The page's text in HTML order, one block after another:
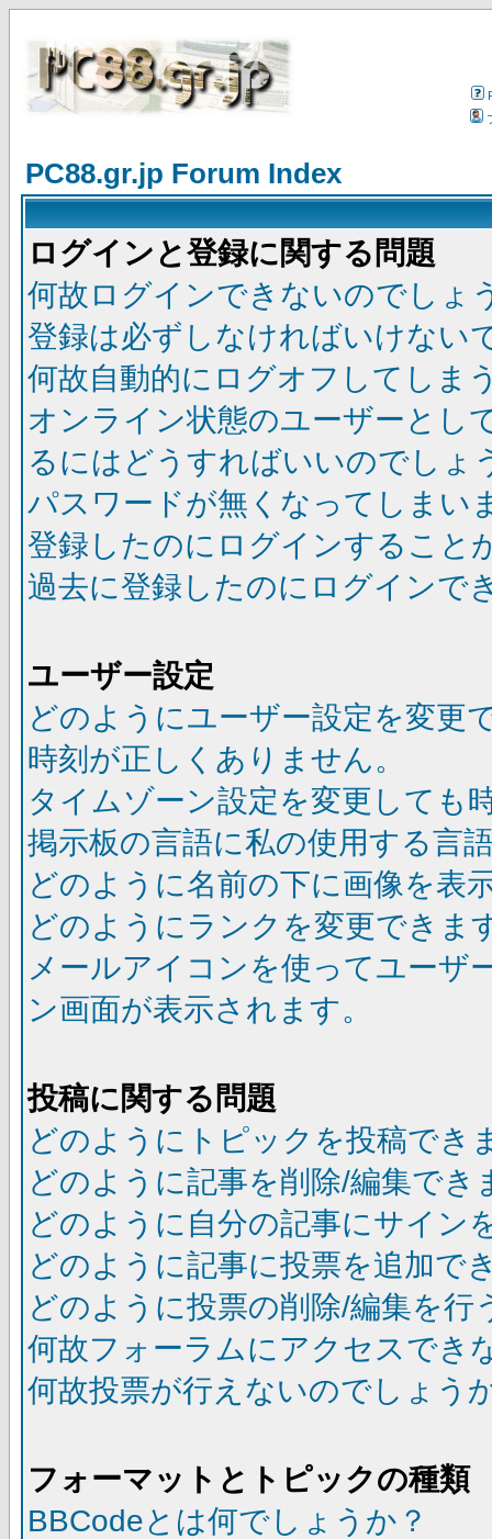
PC88.gr.jp Forum Index
ログインと登録に関する問題
何故ログインできないのでしょ
登録は必ずしなければいけない
何故自動的にログオフしてしま
オンライン状態のユーザーとし
るにはどうすればいいのでしょ
パスワードが無くなってしまい
登録したのにログインすること
過去に登録したのにログインで
ユーザー設定
どのようにユーザー設定を変更
時刻が正しくありません。
タイムゾーン設定を変更しても
掲示板の言語に私の使用する言
どのように名前の下に画像を表
どのようにランクを変更できま
メールアイコンを使ってユーザ
ン画面が表示されます。
投稿に関する問題
どのようにトピックを投稿でき
どのように記事を削除/編集でき
どのように自分の記事にサイン
どのように記事に投票を追加で
どのように投票の削除/編集を
何故フォーラムにアクセスでき
何故投票が行えないのでしょう
フォーマットとトピックの種類
BBCodeとは何でしょうか？